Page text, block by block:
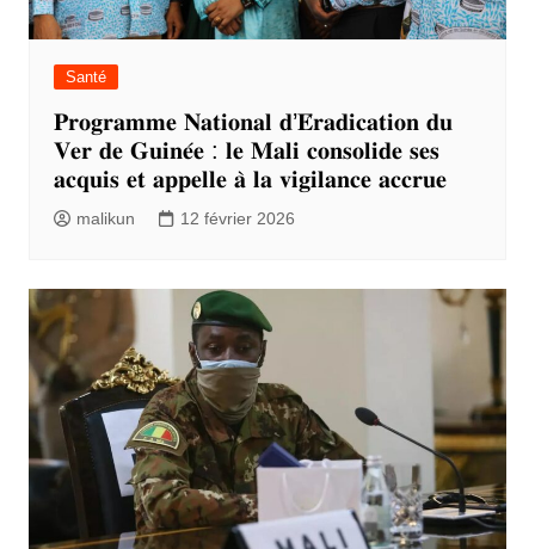
Santé
𝐏𝐫𝐨𝐠𝐫𝐚𝐦𝐦𝐞 𝐍𝐚𝐭𝐢𝐨𝐧𝐚𝐥 𝐝’𝐄́𝐫𝐚𝐝𝐢𝐜𝐚𝐭𝐢𝐨𝐧 𝐝𝐮
𝐕𝐞𝐫 𝐝𝐞 𝐆𝐮𝐢𝐧𝐞́𝐞 : 𝐥𝐞 𝐌𝐚𝐥𝐢 𝐜𝐨𝐧𝐬𝐨𝐥𝐢𝐝𝐞 𝐬𝐞𝐬
𝐚𝐜𝐪𝐮𝐢𝐬 𝐞𝐭 𝐚𝐩𝐩𝐞𝐥𝐥𝐞 𝐚̀ 𝐥𝐚 𝐯𝐢𝐠𝐢𝐥𝐚𝐧𝐜𝐞 𝐚𝐜𝐜𝐫𝐮𝐞
malikun 12 février 2026